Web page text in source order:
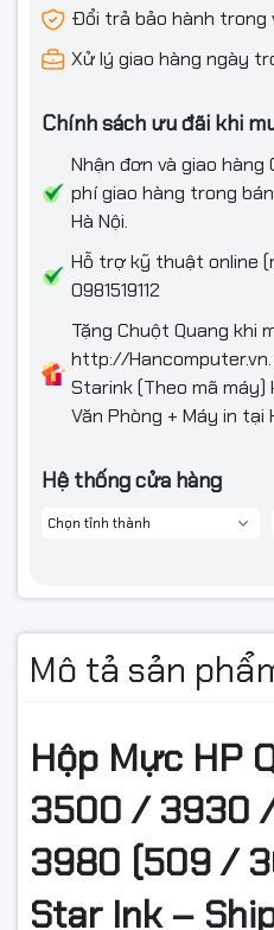
Đổi trả bảo hành trong
Xử lý giao hàng ngày
Chính sách ưu đãi khi
Nhận đơn và giao hàng
phí giao hàng trong
Hà Nội.
Hỗ trợ kỹ thuật online
0981519112
Tặng Chuột Quang khi
http://Hancomputer.vn.
Starink (Theo mã máy)
Văn Phòng + Máy in tại
Hệ thống cửa hàng
Mô tả sản
Hộp Mực HP
3500 / 3930
3980 (509 /
Star Ink–
Mã hộp mực
Loại mực
Màu sắc
Dung lượng in
Khả năng nạp mực lại
Bảo hành